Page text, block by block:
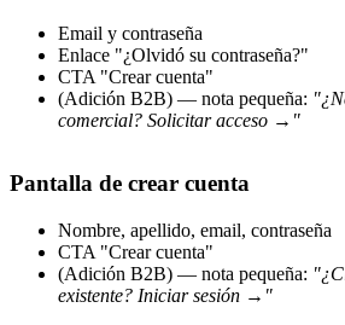
Email y contraseña
Enlace "¿Olvidó su contraseña?"
CTA "Crear cuenta"
(Adición B2B) — nota pequeña:
comercial? Solicitar acceso →"
Pantalla de crear cuenta
Nombre, apellido, email, contraseña
CTA "Crear cuenta"
(Adición B2B) — nota pequeña:
existente? Iniciar sesión →"